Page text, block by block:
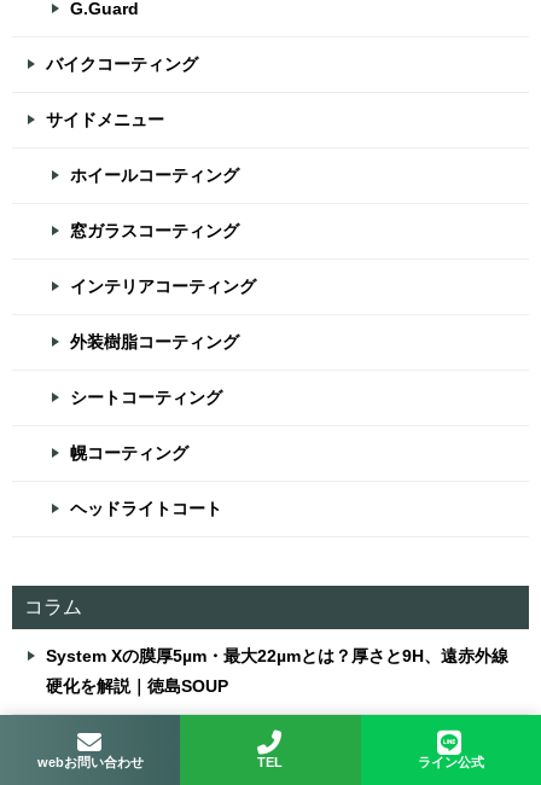
G.Guard
バイクコーティング
サイドメニュー
ホイールコーティング
窓ガラスコーティング
インテリアコーティング
外装樹脂コーティング
シートコーティング
幌コーティング
ヘッドライトコート
コラム
System Xの膜厚5µm・最大22µmとは？厚さと9H、遠赤外線
硬化を解説｜徳島SOUP
日焼け止め・虫よけが車内についたら？素材を傷めにくい初
動｜徳島のSOUP
webお問い合わせ TEL ライン公式